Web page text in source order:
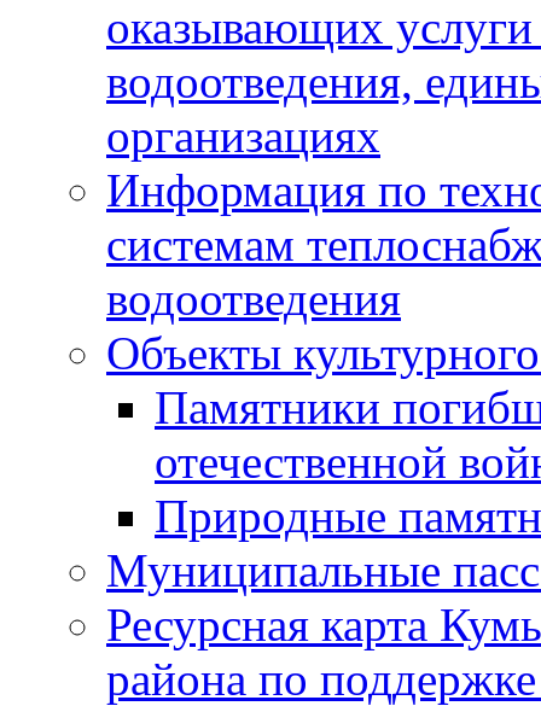
оказывающих
водоотведения,
организациях
Информация по
системам
водоотведения
Объекты
Памятники
отечественной
Природные
Муниципальные
Ресурсная карта
района по